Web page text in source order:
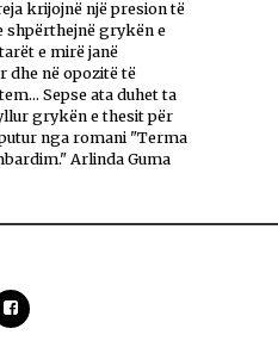
krijojnë një presion të
shpërthejnë grykën e
e mirë janë
dhe në opozitë të
Sepse ata duhet ta
grykën e thesit për
nga romani "Terma
Arlinda Guma